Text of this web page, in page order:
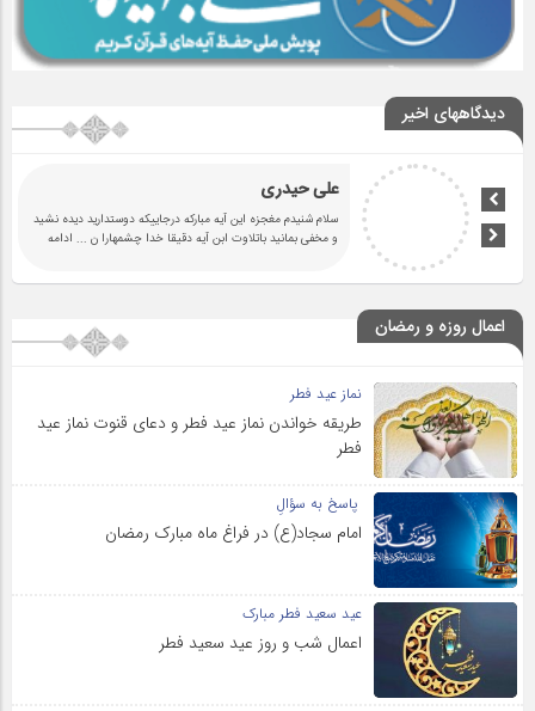
دیدگاههای اخیر
علی حیدری
سلام شنیدم مغجزه این آیه مبارکه درجاییکه دوستدارید دیده نشید
و مخفی بمانید باتلاوت ابن آیه دقیقا خدا چشمهارا ن ... ادامه
اعمال روزه و رمضان
نماز عید فطر
طریقه خواندن نماز عید فطر و دعای قنوت نماز عید
فطر
پاسخ به سؤالِ
امام سجاد(ع) در فراغ ماه مبارک رمضان
عید سعید فطر مبارک
اعمال شب و روز عید سعید فطر